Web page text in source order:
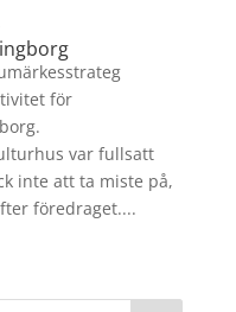
för
var fullsatt
inte att ta miste på,
föredraget....